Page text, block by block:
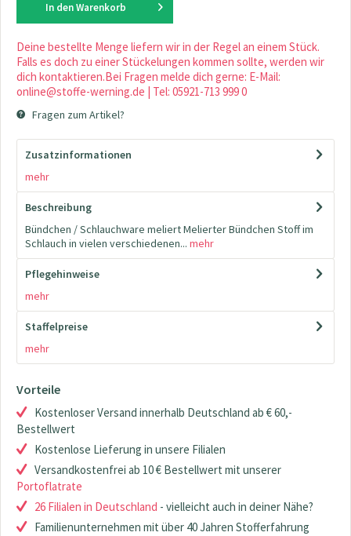
In den Warenkorb
Deine bestellte Menge liefern wir in der Regel an einem Stück.
Falls es doch zu einer Stückelungen kommen sollte, werden wir
dich kontaktieren.Bei Fragen melde dich gerne: E-Mail:
online@stoffe-werning.de | Tel: 05921-713 999 0
Fragen zum Artikel?
Zusatzinformationen
mehr
Beschreibung
Bündchen / Schlauchware meliert Melierter Bündchen Stoff im
Schlauch in vielen verschiedenen... mehr
Pflegehinweise
mehr
Staffelpreise
mehr
Vorteile
Kostenloser Versand innerhalb Deutschland ab € 60,-
Bestellwert
Kostenlose Lieferung in unsere Filialen
Versandkostenfrei ab 10 € Bestellwert mit unserer
Portoflatrate
26 Filialen in Deutschland - vielleicht auch in deiner Nähe?
Familienunternehmen mit über 40 Jahren Stofferfahrung